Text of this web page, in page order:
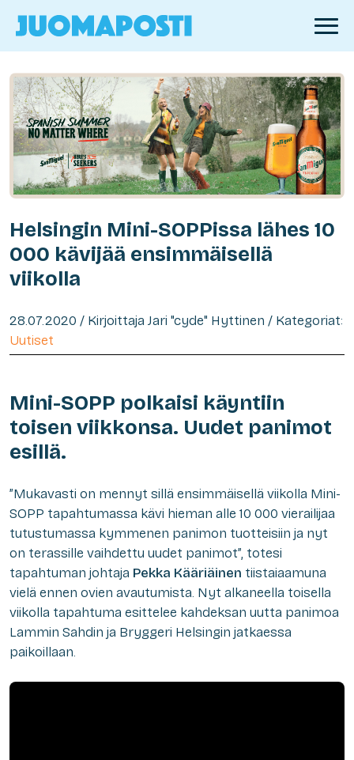
Helsingin Mini-SOPPissa lähes 10
000 kävijää ensimmäisellä
viikolla
28.07.2020 / Kirjoittaja Jari "cyde" Hyttinen / Kategoriat:
Uutiset
Mini-SOPP polkaisi käyntiin
toisen viikkonsa. Uudet panimot
esillä.
”Mukavasti on mennyt sillä ensimmäisellä viikolla Mini-
SOPP tapahtumassa kävi hieman alle 10 000 vierailijaa
tutustumassa kymmenen panimon tuotteisiin ja nyt
on terassille vaihdettu uudet panimot”, totesi
tapahtuman johtaja Pekka Kääriäinen tiistaiaamuna
vielä ennen ovien avautumista. Nyt alkaneella toisella
viikolla tapahtuma esittelee kahdeksan uutta panimoa
Lammin Sahdin ja Bryggeri Helsingin jatkaessa
paikoillaan.